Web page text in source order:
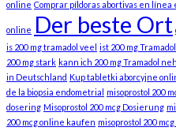
online Comprar píldoras abortivas en línea
online Der beste Ort
is 200 mg tramadol veel ist 200 mg
200 mg stark kann ich 200 mg Tramadol
in Deutschland Kup tabletki aborcyjne
de la biopsia endometrial misoprostol 200
dosering Misoprostol 200 mcg Dosierung
200 mcg online kaufen misoprostol 200